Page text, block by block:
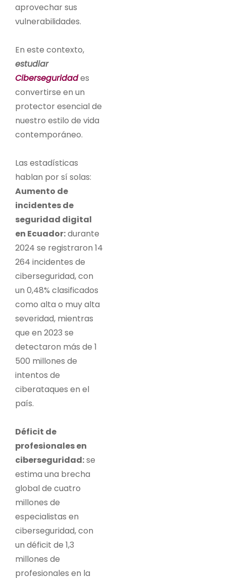
aprovechar sus
vulnerabilidades.
En este contexto,
estudiar
Ciberseguridades
convertirse en un
protector esencial de
nuestro estilo de vida
contemporáneo.
Las estadísticas
hablan por sí solas:
Aumento de
incidentes de
seguridad digital
en Ecuador:durante
2024 se registraron 14
264 incidentes de
ciberseguridad, con
un 0,48% clasificados
como alta o muy alta
severidad, mientras
que en 2023 se
detectaron más de 1
500 millones de
intentos de
ciberataques en el
país.
Déficit de
profesionales en
ciberseguridad:se
estima una brecha
global de cuatro
millones de
especialistas en
ciberseguridad, con
un déficit de 1,3
millones de
profesionales en la